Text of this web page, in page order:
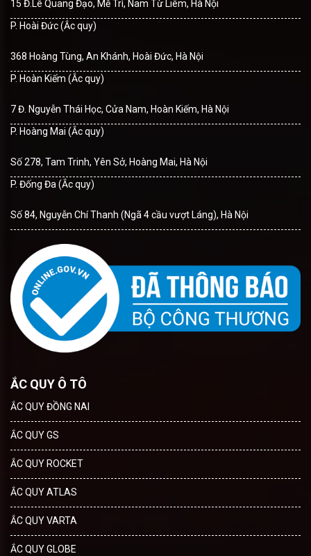
15 Đ.Lê Quang Đạo, Mễ Trì, Nam Từ Liêm, Hà Nội
P. Hoài Đức (Ắc quy)
368 Hoàng Tùng, An Khánh, Hoài Đức, Hà Nội
P. Hoàn Kiếm (Ắc quy)
7 Đ. Nguyễn Thái Học, Cửa Nam, Hoàn Kiếm, Hà Nội
P. Hoàng Mai (Ắc quy)
Số 278, Tam Trinh, Yên Sở, Hoàng Mai, Hà Nội
P. Đống Đa (Ắc quy)
Số 84, Nguyễn Chí Thanh (Ngã 4 cầu vượt Láng), Hà Nội
ẮC QUY Ô TÔ
ẮC QUY ĐỒNG NAI
ẮC QUY GS
ẮC QUY ROCKET
ẮC QUY ATLAS
ẮC QUY VARTA
ẮC QUY GLOBE